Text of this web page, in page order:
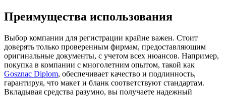
Преимущества использования
Выбор компании для регистрации крайне важен. Стоит
доверять только проверенным фирмам, предоставляющим
оригинальные документы, с учетом всех нюансов. Например,
покупка в компании с многолетним опытом, такой как
Gosznac Diplom, обеспечивает качество и подлинность,
гарантируя, что макет и бланк соответствуют стандартам.
Вкладывая средства разумно, вы получаете надежный